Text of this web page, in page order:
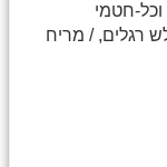
חטמי
רגלים, / מריח